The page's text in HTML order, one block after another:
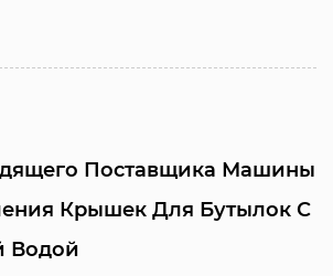
Поставщика Машины
Крышек Для Бутылок С
Водой